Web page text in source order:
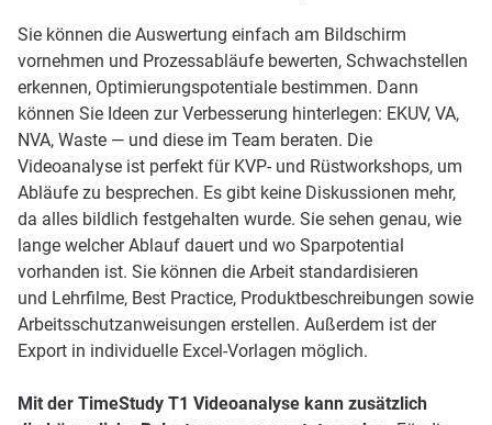
Sie können die Auswertung einfach am Bildschirm
vornehmen und Prozessabläufe bewerten, Schwachstellen
erkennen, Optimierungspotentiale bestimmen. Dann
können Sie Ideen zur Verbesserung hinterlegen: EKUV, VA,
NVA, Waste — und diese im Team beraten. Die
Videoanalyse ist perfekt für KVP- und Rüstworkshops, um
Abläufe zu besprechen. Es gibt keine Diskussionen mehr,
da alles bildlich festgehalten wurde. Sie sehen genau, wie
lange welcher Ablauf dauert und wo Sparpotential
vorhanden ist. Sie können die Arbeit standardisieren
und Lehrfilme, Best Practice, Produktbeschreibungen sowie
Arbeitsschutzanweisungen erstellen. Außerdem ist der
Export in individuelle Excel-Vorlagen möglich.
Mit der TimeStudy T1 Videoanalyse kann zusätzlich